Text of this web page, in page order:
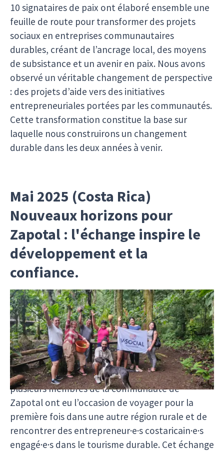
10 signataires de paix ont élaboré ensemble une
feuille de route pour transformer des projets
sociaux en entreprises communautaires
durables, créant de l’ancrage local, des moyens
de subsistance et un avenir en paix. Nous avons
observé un véritable changement de perspective
: des projets d’aide vers des initiatives
entrepreneuriales portées par les communautés.
Cette transformation constitue la base sur
laquelle nous construirons un changement
durable dans les deux années à venir.
Mai 2025 (Costa Rica)
Nouveaux horizons pour
Zapotal : l'échange inspire le
développement et la
confiance.
Nous sommes fier·ère·s de partager une belle
histoire de développement et de liens humains à
Zapotal, au Costa Rica, où un récent échange
entre deux projets de tourisme communautaire a
suscité des avancées concrètes… et de l’espoir.
Grâce au soutien de la Fondation V Social,
plusieurs membres de la communauté de
Zapotal ont eu l’occasion de voyager pour la
première fois dans une autre région rurale et de
rencontrer des entrepreneur·e·s costaricain·e·s
engagé·e·s dans le tourisme durable. Cet échange